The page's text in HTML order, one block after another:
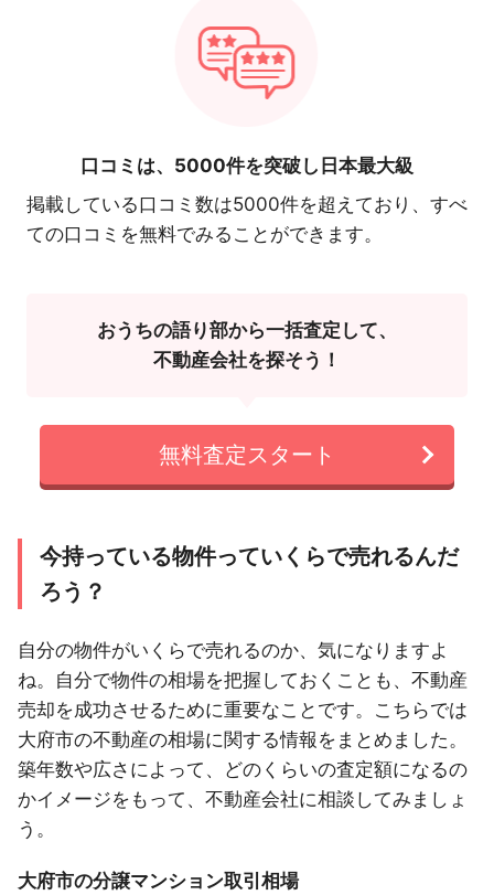
口コミは、 5000件を突破し日本最大級
掲載している口コミ数は5000件を超えており、すべ
ての口コミを無料でみることができます。
おうちの語り部から一括査定して、
不動産会社を探そう！
無料査定スタート
今持っている物件っていくらで売れるんだ
ろう？
自分の物件がいくらで売れるのか、気になりますよ
ね。自分で物件の相場を把握しておくことも、不動産
売却を成功させるために重要なことです。こちらでは
大府市の不動産の相場に関する情報をまとめました。
築年数や広さによって、どのくらいの査定額になるの
かイメージをもって、不動産会社に相談してみましょ
う。
大府市の分譲マンション取引相場